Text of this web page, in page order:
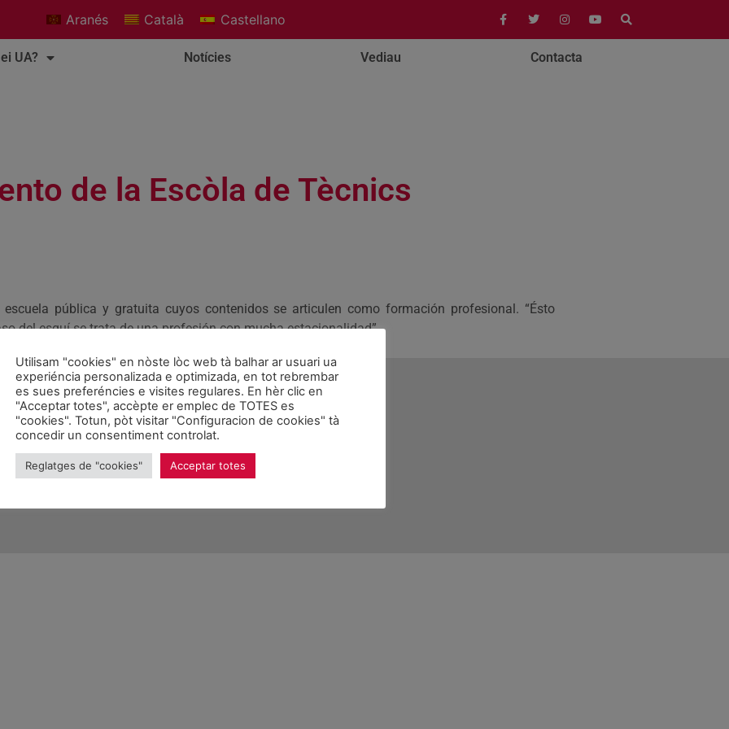
Aranés Català Castellano
UA? Notícies Vediau Contacta
de la Escòla de Tècnics
pública y gratuita cuyos contenidos se articulen como formación profesional. “Ésto
del esquí se trata de una profesión con mucha estacionalidad”.
Unitat d'Aran. Toti es drets reservadi.
Utilisam "cookies" en nòste lòc web tà balhar ar usuari ua
experiéncia personalizada e optimizada, en tot rebrembar
es sues preferéncies e visites regulares. En hèr clic en
"Acceptar totes", accèpte er emplec de TOTES es
"cookies". Totun, pòt visitar "Configuracion de cookies" tà
concedir un consentiment controlat.
Reglatges de "cookies" Acceptar totes